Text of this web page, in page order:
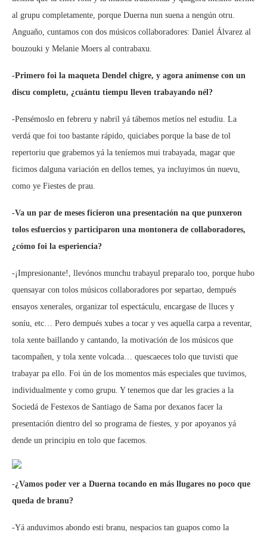
al grupu completamente, porque Duerna nun suena a nengún otru.
Anguaño, cuntamos con dos músicos collaboradores: Daniel Álvarez al
bouzouki y Melanie Moers al contrabaxu.
-Primero foi la maqueta Dendel chigre, y agora anímense con un
discu completu, ¿cuántu tiempu lleven trabayando nél?
-Pensémoslo en febreru y nabril yá tábemos metíos nel estudiu. La
verdá que foi too bastante rápido, quiciabes porque la base de tol
repertoriu que grabemos yá la teníemos mui trabayada, magar que
ficimos dalguna variación en dellos temes, ya incluyimos ún nuevu,
como ye Fiestes de prau.
-Va un par de meses ficieron una presentación na que punxeron
tolos esfuercios y participaron una montonera de collaboradores,
¿cómo foi la esperiencia?
-¡Impresionante!, llevónos munchu trabayul preparalo too, porque hubo
quensayar con tolos músicos collaboradores por separtao, dempués
ensayos xenerales, organizar tol espectáculu, encargase de lluces y
soníu, etc… Pero dempués xubes a tocar y ves aquella carpa a reventar,
tola xente baillando y cantando, la motivación de los músicos que
tacompañen, y tola xente volcada… quescaeces tolo que tuvisti que
trabayar pa ello. Foi ún de los momentos más especiales que tuvimos,
individualmente y como grupu. Y tenemos que dar les gracies a la
Sociedá de Festexos de Santiago de Sama por dexanos facer la
presentación dientro del so programa de fiestes, y por apoyanos yá
dende un principiu en tolo que facemos.
-¿Vamos poder ver a Duerna tocando en más llugares no poco que
queda de branu?
-Yá anduvimos abondo esti branu, nespacios tan guapos como la